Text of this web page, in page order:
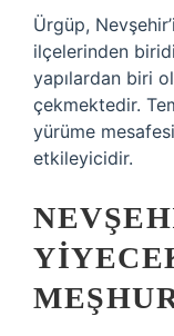
Ürgüp,
ilçelerinden
yapılardan biri
çekmektedir.
yürüme
etkileyicidir.